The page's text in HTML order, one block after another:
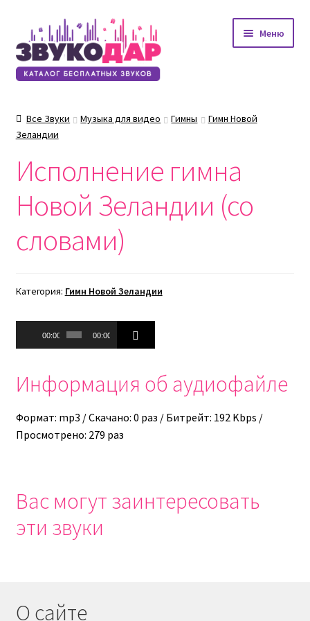
Перейти
к
навигации
Перейти
к
содержимому
Меню
Все Звуки Музыка для видео Гимны
Гимн Новой
Зеландии
Исполнение гимна
Новой Зеландии (со
словами)
Категория: Гимн Новой Зеландии
Аудиоплеер
00:00 00:00
Информация об аудиофайле
Формат: mp3 / Скачано: 0 раз / Битрейт: 192 Kbps /
Просмотрено: 279 раз
Вас могут заинтересовать
эти звуки
О сайте